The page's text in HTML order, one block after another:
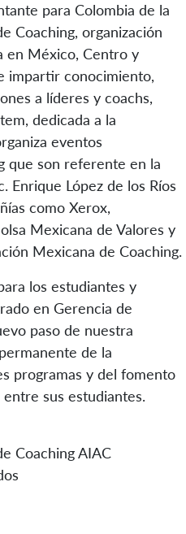
para Colombia de la
Coaching, organización
en México, Centro y
impartir conocimiento,
a líderes y coachs,
dedicada a la
eventos
que son referente en la
Enrique López de los Ríos
como Xerox,
Mexicana de Valores y
Mexicana de Coaching.
los estudiantes y
en Gerencia de
paso de nuestra
de la
programas y del fomento
sus estudiantes.
Coaching AIAC